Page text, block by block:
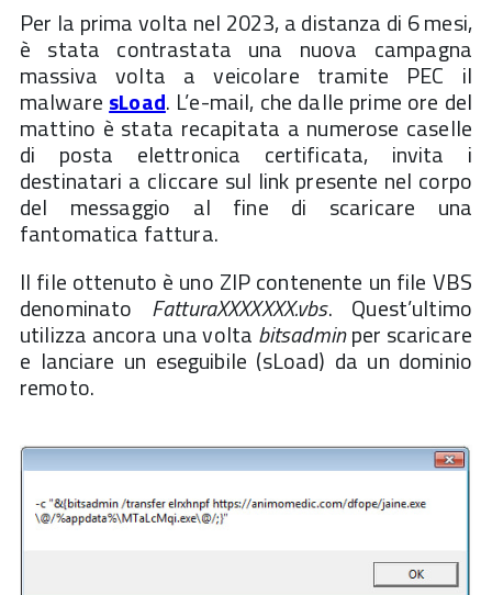
Per la prima volta nel 2023, a distanza di 6 mesi,
è stata contrastata una nuova campagna
massiva volta a veicolare tramite PEC il
malwaresLoad. L’e-mail, che dalle prime ore del
mattino è stata recapitata a numerose caselle
di posta elettronica certificata, invita i
destinatari a cliccare sul link presente nel corpo
del messaggio al fine di scaricare una
fantomatica fattura.
Il file ottenuto è uno ZIP contenente un file VBS
denominato FatturaXXXXXXX.vbs. Quest’ultimo
utilizza ancora una volta bitsadminper scaricare
e lanciare un eseguibile (sLoad) da un dominio
remoto.